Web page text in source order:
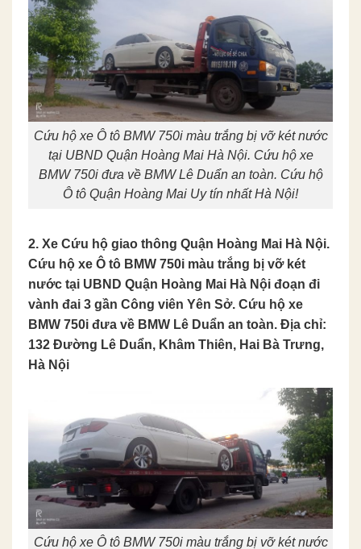
Cứu hộ xe Ô tô BMW 750i màu trắng bị vỡ két nước
tại UBND Quận Hoàng Mai Hà Nội. Cứu hộ xe
BMW 750i đưa về BMW Lê Duẩn an toàn. Cứu hộ
Ô tô Quận Hoàng Mai Uy tín nhất Hà Nội!
2. Xe Cứu hộ giao thông Quận Hoàng Mai Hà Nội.
Cứu hộ xe Ô tô BMW 750i màu trắng bị vỡ két
nước tại UBND Quận Hoàng Mai Hà Nội đoạn đi
vành đai 3 gần Công viên Yên Sở. Cứu hộ xe
BMW 750i đưa về BMW Lê Duẩn an toàn. Địa chỉ:
132 Đường Lê Duẩn, Khâm Thiên, Hai Bà Trưng,
Hà Nội
Cứu hộ xe Ô tô BMW 750i màu trắng bị vỡ két nước